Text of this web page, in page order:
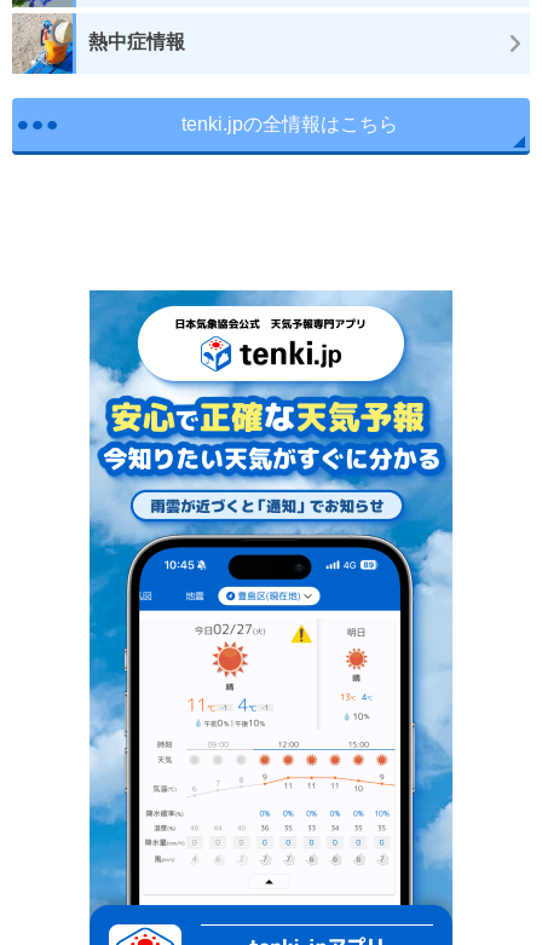
熱中症情報
tenki.jpの全情報はこちら